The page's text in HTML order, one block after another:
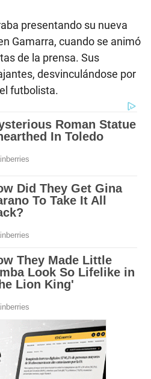
presentando su nueva
Gamarra, cuando se animó
de la prensa. Sus
desvinculándose por
futbolista.